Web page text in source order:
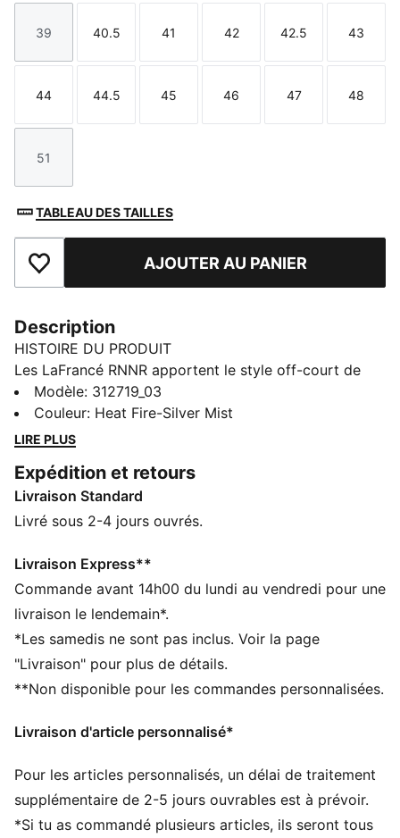
Taille
39
Taille
40.5
Taille
41
Taille
42
Taille
42.5
Taille
43
Taille
44
Taille
44.5
Taille
45
Taille
46
Taille
47
Taille
48
Taille
51
TABLEAU DES TAILLES
Ajouter aux favorisAJOUTER AU PANIER
Description
HISTOIRE DU PRODUIT
Les LaFrancé RNNR apportent le style off-court de
Melo à une silhouette quotidienne, idéale pour la trail
ou la rue. Évoluant du look skate chunky vers un
design plus running, elles présentent une languette
Le cadre léger de maintien stabilise ton pied, et la
semelle basse profil est conçue pour gazon artificiel
et terrains fermes.
La tige des chaussures est composée d’au moins 20 %
de matériaux recyclés
DÉTAILS
Bout : Arrondi
Fermeture : Fermeture à lacets
Talon : Talon plat
Modèle: 312719_03
Couleur: Heat Fire-Silver Mist
LIRE PLUS
Expédition et retours
Livraison Standard
Livré sous 2-4 jours ouvrés.
Livraison Express**
Commande avant 14h00 du lundi au vendredi pour une
livraison le lendemain*.
*Les samedis ne sont pas inclus. Voir la page
"Livraison" pour plus de détails.
**Non disponible pour les commandes personnalisées.
Livraison d'article personnalisé*
Pour les articles personnalisés, un délai de traitement
supplémentaire de 2-5 jours ouvrables est à prévoir.
*Si tu as commandé plusieurs articles, ils seront tous